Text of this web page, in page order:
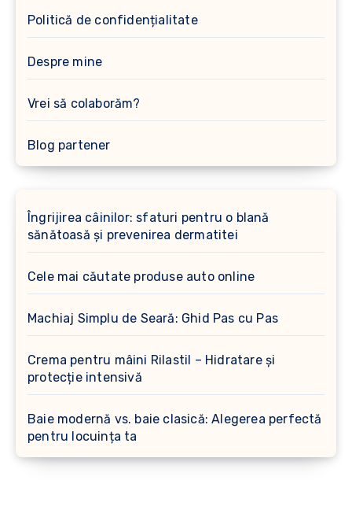
Politică de confidențialitate
Despre mine
Vrei să colaborăm?
Blog partener
Îngrijirea câinilor: sfaturi pentru o blană
sănătoasă și prevenirea dermatitei
Cele mai căutate produse auto online
Machiaj Simplu de Seară: Ghid Pas cu Pas
Crema pentru mâini Rilastil – Hidratare și
protecție intensivă
Baie modernă vs. baie clasică: Alegerea perfectă
pentru locuința ta